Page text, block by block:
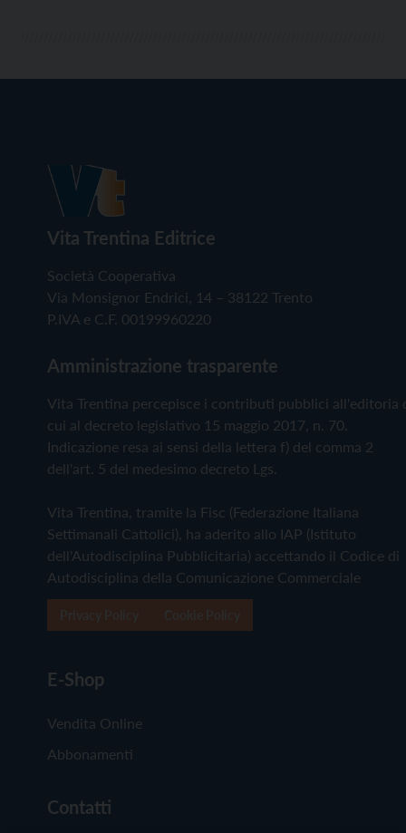
Vita Trentina Editrice
Società Cooperativa
Via Monsignor Endrici, 14 – 38122 Trento
P.IVA e C.F. 00199960220
Amministrazione trasparente
Vita Trentina percepisce i contributi pubblici all'editoria
cui al decreto legislativo 15 maggio 2017, n. 70.
Indicazione resa ai sensi della lettera f) del comma 2
dell'art. 5 del medesimo decreto Lgs.
Vita Trentina, tramite la Fisc (Federazione Italiana
Settimanali Cattolici), ha aderito allo IAP (Istituto
dell'Autodisciplina Pubblicitaria) accettando il Codice di
Autodisciplina della Comunicazione Commerciale
E-Shop
Vendita Online
Abbonamenti
Contatti